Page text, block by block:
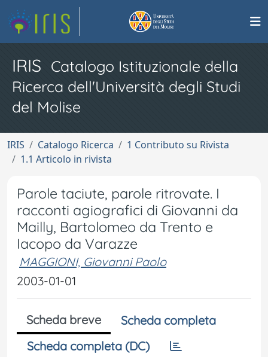
IRIS Catalogo Istituzionale della
Ricerca dell'Università degli Studi
del Molise
IRIS Catalogo Ricerca
1 Contributo su Rivista
1.1 Articolo in rivista
Parole taciute, parole ritrovate. I
racconti agiografici di Giovanni da
Mailly, Bartolomeo da Trento e
Iacopo da Varazze
MAGGIONI, Giovanni Paolo
2003-01-01
Scheda breve
Scheda completa
Scheda completa (DC)